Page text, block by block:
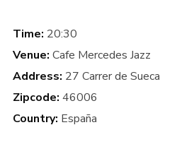
Time: 20:30
Venue: Cafe Mercedes Jazz
Address: 27 Carrer de Sueca
Zipcode: 46006
Country: España